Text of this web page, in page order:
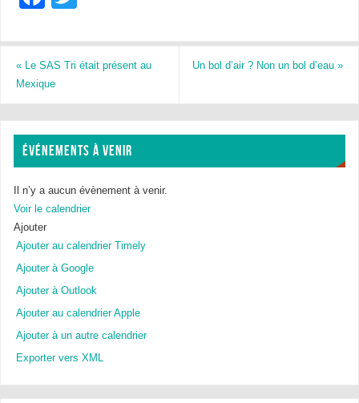
c
e
b
o
o
k
tt
er
«Le SAS Tri était présent au
Mexique
Un bol d’air ? Non un bol d’eau»
ÉVÉNEMENTS À VENIR
Il n’y a aucun évènement à venir.
Voir le calendrier
Ajouter
Ajouter au calendrier Timely
Ajouter à Google
Ajouter à Outlook
Ajouter au calendrier Apple
Ajouter à un autre calendrier
Exporter vers XML